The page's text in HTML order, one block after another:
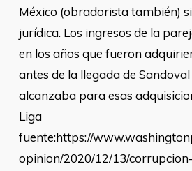
México (obradorista también)
jurídica. Los ingresos de la
en los años que fueron
antes de la llegada de
alcanzaba para esas
Liga
fuente:https://
opinion/2020/12/13/